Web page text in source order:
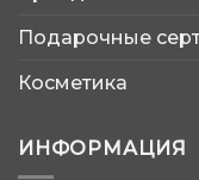
Подарочные
Косметика
ИНФОРМАЦИЯ